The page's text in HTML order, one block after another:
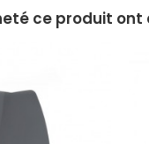
ce produit